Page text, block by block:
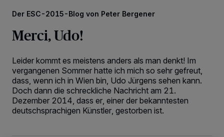
Der ESC-2015-Blog von Peter Bergener
Merci, Udo!
Leider kommt es meistens anders als man denkt! Im
vergangenen Sommer hatte ich mich so sehr gefreut,
dass, wenn ich in Wien bin, Udo Jürgens sehen kann.
Doch dann die schreckliche Nachricht am 21.
Dezember 2014, dass er, einer der bekanntesten
deutschsprachigen Künstler, gestorben ist.